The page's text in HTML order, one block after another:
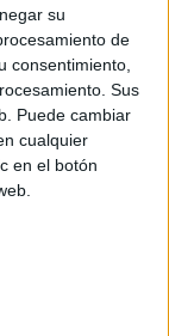
su
de
consentimiento,
Sus
Puede cambiar
cualquier
en el botón